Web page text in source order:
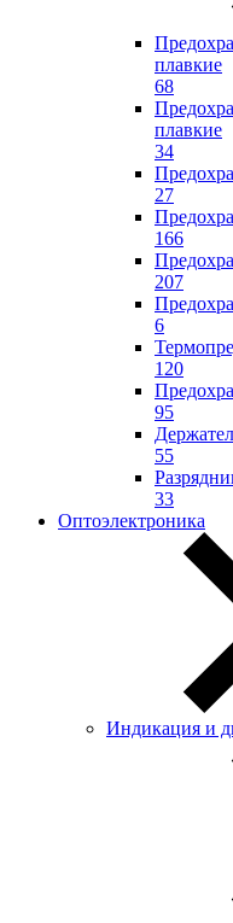
плавкие
68
плавкие
34
27
166
207
6
120
95
55
33
Оптоэлектроника
Индикация и